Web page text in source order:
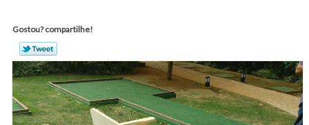
Gostou? compartilhe!